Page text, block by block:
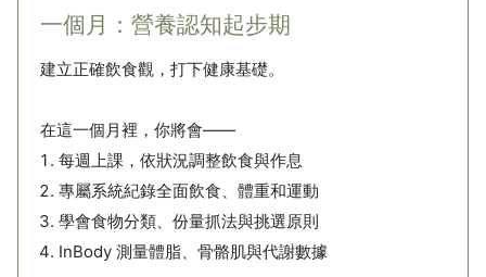
一個月：營養認知起步期
建立正確飲食觀，打下健康基礎。
在這一個月裡，你將會——
每週上課，依狀況調整飲食與作息
專屬系統紀錄全面飲食、體重和運動
學會食物分類、份量抓法與挑選原則
InBody 測量體脂、骨骼肌與代謝數據